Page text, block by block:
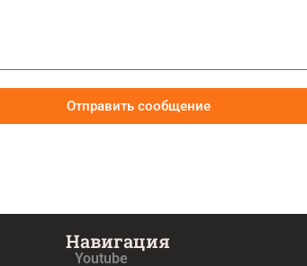
Отправить сообщение
Навигация
Youtube